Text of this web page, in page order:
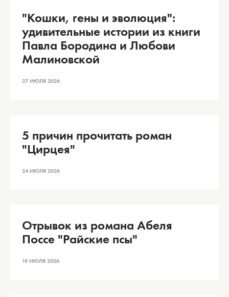
"Кошки, гены и эволюция":
удивительные истории из книги
Павла Бородина и Любови
Малиновской
27 ИЮЛЯ 2026
5 причин прочитать роман
"Цирцея"
24 ИЮЛЯ 2026
Отрывок из романа Абеля
Поссе "Райские псы"
19 ИЮЛЯ 2026